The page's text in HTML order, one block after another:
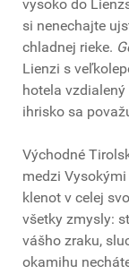
vysoko do
si nenechajte
chladnej rieke.
Lienzi s
hotela
ihrisko sa
Východné
medzi
klenot v celej
všetky zmysly:
vášho zraku,
okamihu